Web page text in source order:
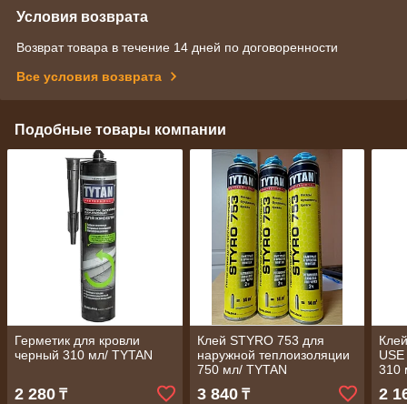
Условия возврата
Возврат товара в течение 14 дней по договоренности
Все условия возврата
Подобные товары компании
Герметик для кровли
черный 310 мл/ TYTAN
2 280 ₸
Клей STYRO 753 для
наружной теплоизоляции
750 мл/ TYTAN
3 840₸
310
2